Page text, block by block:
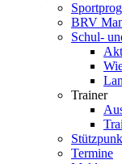
BRV
Schul-
Trainer
Termine